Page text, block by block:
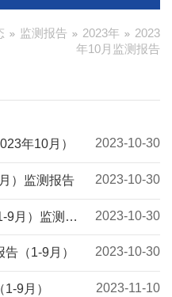
监测报告 2023年
2023
年10月监测报告
年10月） 2023-10-30
）监测报告 2023-10-30
9月）监测报
2023-10-30
（1-9月） 2023-10-30
9月） 2023-11-10